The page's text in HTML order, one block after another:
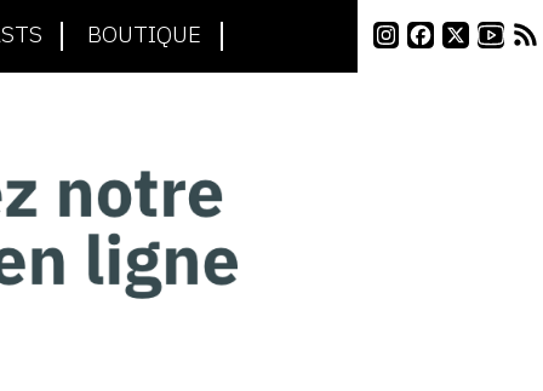
BOUTIQUE